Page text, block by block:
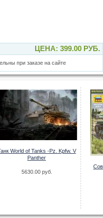
ЦЕНА: 399.00 РУБ.
при заказе на сайте
World of Tanks -Pz. Kpfw. V
Panther
5630.00 руб.